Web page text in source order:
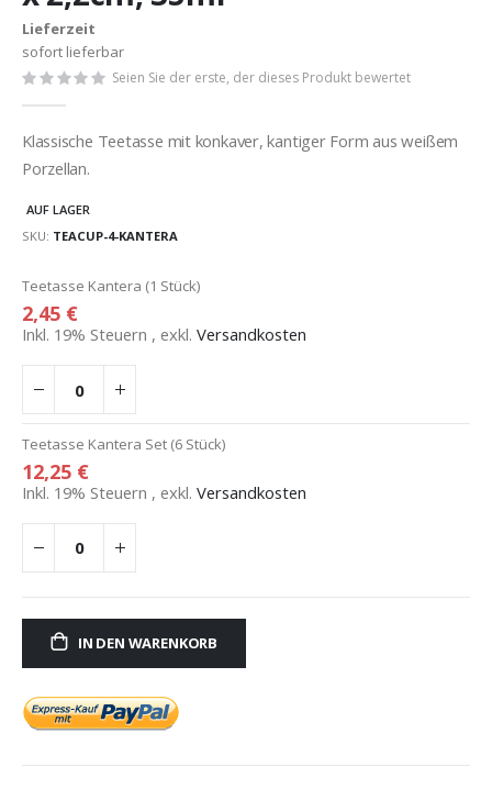
Lieferzeit
sofort lieferbar
Seien Sie der erste, der dieses Produkt bewertet
Klassische Teetasse mit konkaver, kantiger Form aus weißem
Porzellan.
AUF LAGER
SKU TEACUP-4-KANTERA
-
Artikel
Teetasse Kantera (1 Stück)
2,45 €
Inkl. 19% Steuern , exkl. Versandkosten
Teetasse Kantera Set (6 Stück)
12,25 €
Inkl. 19% Steuern , exkl. Versandkosten
IN DEN WARENKORB